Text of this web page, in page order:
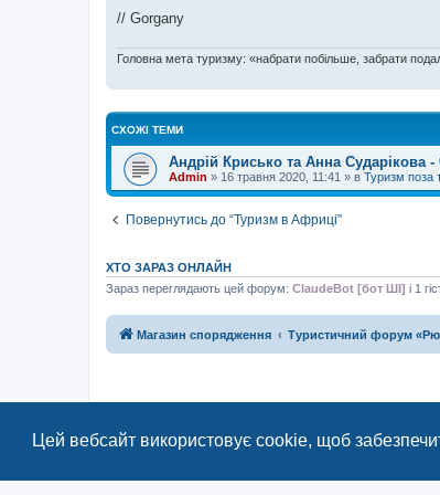
Цей вебсайт використовує cookie, щоб
// Gorgany
Головна мета туризму: «набрати побільше, забрати
СХОЖІ ТЕМИ
Андрій Крисько та Анна Сударікова
Admin » 16 травня 2020, 11:41 » в Туризм поза
Повернутись до “Туризм в Африці”
ХТО ЗАРАЗ ОНЛАЙН
Зараз переглядають цей форум: ClaudeBot [бот ШІ] і 1
Магазин спорядження Туристичний форум